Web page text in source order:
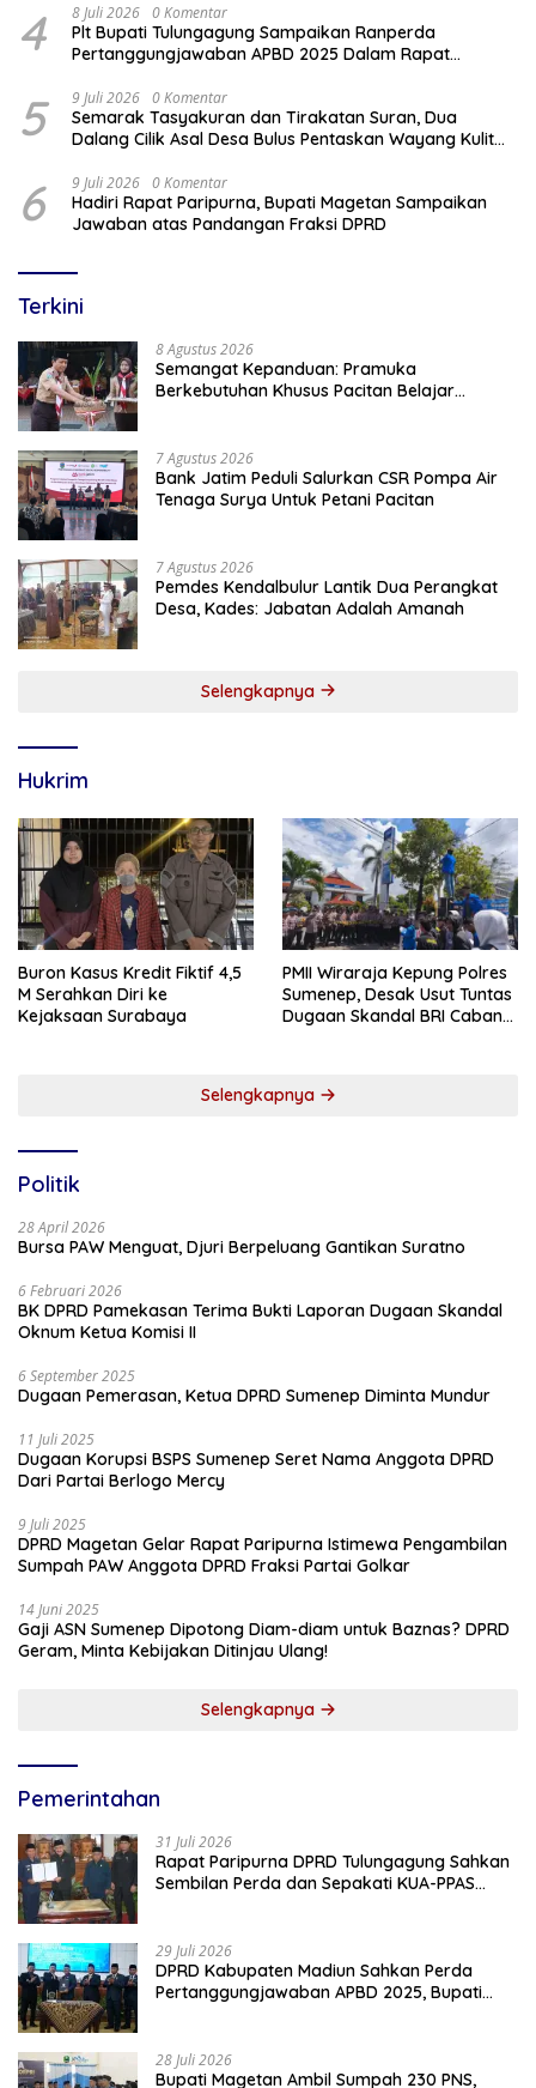
4 8 Juli 2026 0 Komentar
Plt Bupati Tulungagung Sampaikan Ranperda
Pertanggungjawaban APBD 2025 Dalam Rapat
5 9 Juli 2026 0 Komentar
Semarak Tasyakuran dan Tirakatan Suran, Dua
Dalang Cilik Asal Desa Bulus Pentaskan Wayang Kulit
6 9 Juli 2026 0 Komentar
Hadiri Rapat Paripurna, Bupati Magetan Sampaikan
Jawaban atas Pandangan Fraksi DPRD
Terkini
8 Agustus 2026
Semangat Kepanduan: Pramuka
Berkebutuhan Khusus Pacitan Belajar
7 Agustus 2026
Bank Jatim Peduli Salurkan CSR Pompa Air
Tenaga Surya Untuk Petani Pacitan
7 Agustus 2026
Pemdes Kendalbulur Lantik Dua Perangkat
Desa, Kades: Jabatan Adalah Amanah
Selengkapnya
Hukrim
Buron Kasus Kredit Fiktif 4,5
M Serahkan Diri ke
Kejaksaan Surabaya
PMII Wiraraja Kepung Polres
Sumenep, Desak Usut Tuntas
Dugaan Skandal BRI Cabang
Selengkapnya
Politik
28 April 2026
Bursa PAW Menguat, Djuri Berpeluang Gantikan Suratno
6 Februari 2026
BK DPRD Pamekasan Terima Bukti Laporan Dugaan Skandal
Oknum Ketua Komisi II
6 September 2025
Dugaan Pemerasan, Ketua DPRD Sumenep Diminta Mundur
11 Juli 2025
Dugaan Korupsi BSPS Sumenep Seret Nama Anggota DPRD
Dari Partai Berlogo Mercy
9 Juli 2025
DPRD Magetan Gelar Rapat Paripurna Istimewa Pengambilan
Sumpah PAW Anggota DPRD Fraksi Partai Golkar
14 Juni 2025
Gaji ASN Sumenep Dipotong Diam-diam untuk Baznas? DPRD
Geram, Minta Kebijakan Ditinjau Ulang!
Selengkapnya
Pemerintahan
31 Juli 2026
Rapat Paripurna DPRD Tulungagung Sahkan
Sembilan Perda dan Sepakati KUA-PPAS
29 Juli 2026
DPRD Kabupaten Madiun Sahkan Perda
Pertanggungjawaban APBD 2025, Bupati
28 Juli 2026
Bupati Magetan Ambil Sumpah 230 PNS,